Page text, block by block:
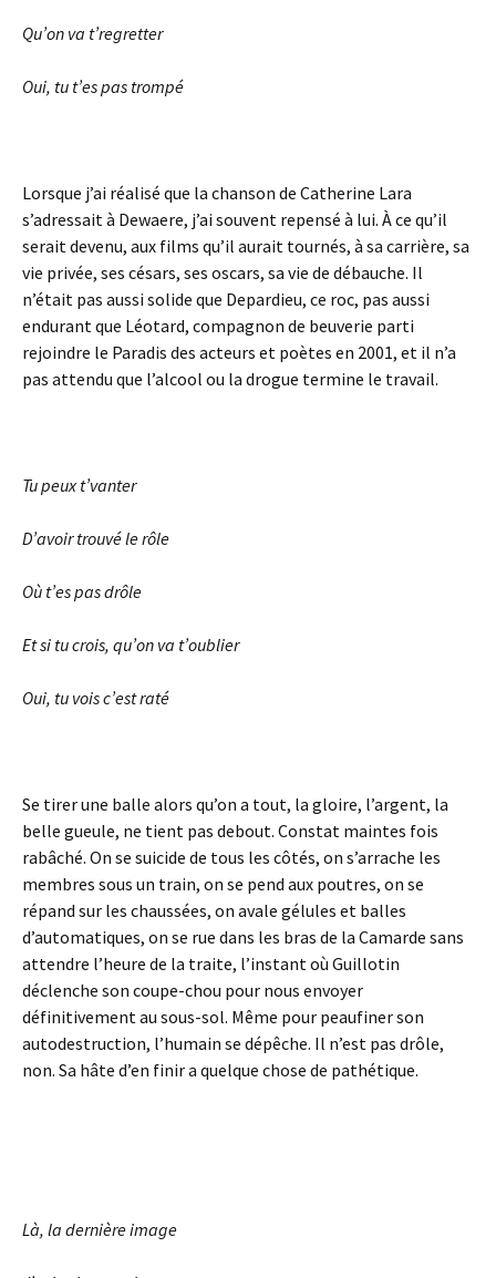
Qu’on va t’regretter
Oui, tu t’es pas trompé
Lorsque j’ai réalisé que la chanson de Catherine Lara
s’adressait à Dewaere, j’ai souvent repensé à lui. À ce qu’il
serait devenu, aux films qu’il aurait tournés, à sa carrière, sa
vie privée, ses césars, ses oscars, sa vie de débauche. Il
n’était pas aussi solide que Depardieu, ce roc, pas aussi
endurant que Léotard, compagnon de beuverie parti
rejoindre le Paradis des acteurs et poètes en 2001, et il n’a
pas attendu que l’alcool ou la drogue termine le travail.
Tu peux t’vanter
D’avoir trouvé le rôle
Où t’es pas drôle
Et si tu crois, qu’on va t’oublier
Oui, tu vois c’est raté
Se tirer une balle alors qu’on a tout, la gloire, l’argent, la
belle gueule, ne tient pas debout. Constat maintes fois
rabâché. On se suicide de tous les côtés, on s’arrache les
membres sous un train, on se pend aux poutres, on se
répand sur les chaussées, on avale gélules et balles
d’automatiques, on se rue dans les bras de la Camarde sans
attendre l’heure de la traite, l’instant où Guillotin
déclenche son coupe-chou pour nous envoyer
définitivement au sous-sol. Même pour peaufiner son
autodestruction, l’humain se dépêche. Il n’est pas drôle,
non. Sa hâte d’en finir a quelque chose de pathétique.
Là, la dernière image